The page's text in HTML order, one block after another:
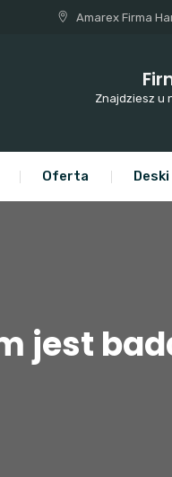
Amarex Firma
Znajdziesz u
Oferta
jest